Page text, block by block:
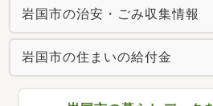
岩国市の治安・ごみ収集情報
岩国市の住まいの給付金